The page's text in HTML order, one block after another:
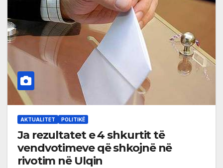
AKTUALITET POLITIKË
Ja rezultatet e 4 shkurtit të
vendvotimeve që shkojnë në
rivotim në Ulqin